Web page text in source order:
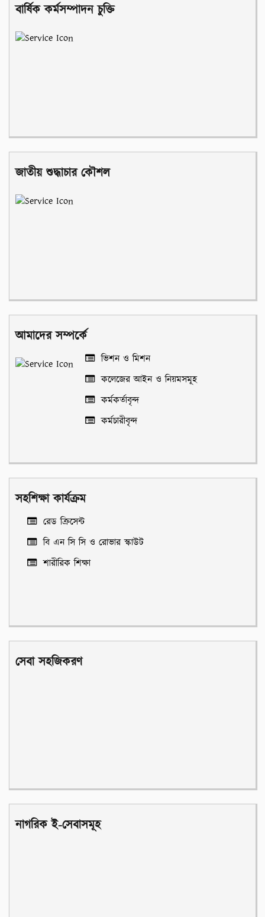
বার্ষিক কর্মসম্পাদন চুক্তি
জাতীয় শুদ্ধাচার কৌশল
আমাদের সম্পর্কে
ভিশন ও মিশন
কলেজের আইন ও নিয়মসমূহ
কর্মকর্তাবৃন্দ
কর্মচারীবৃন্দ
সহশিক্ষা কার্যক্রম
রেড ক্রিসেন্ট
বি এন সি সি ও রোভার স্কাউট
শারীরিক শিক্ষা
সেবা সহজিকরণ
নাগরিক ই-সেবাসমূহ